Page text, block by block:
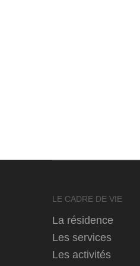
LE CADRE DE VIE
La résidence
Les services
Les activités